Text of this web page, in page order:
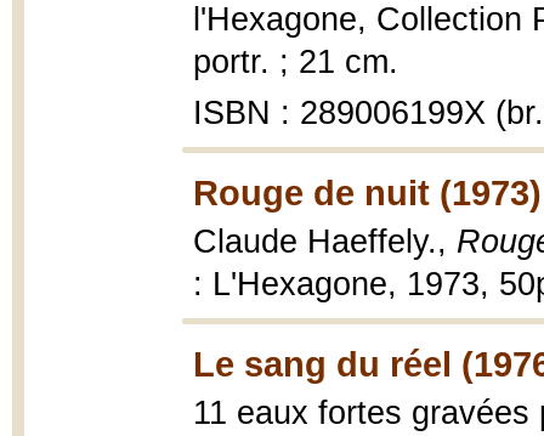
l'Hexagone, Collection
portr. ; 21 cm.
ISBN : 289006199X
Rouge de nuit (1973)
Claude Haeffely.,
: L'Hexagone, 1973,
Le sang du réel
11 eaux fortes